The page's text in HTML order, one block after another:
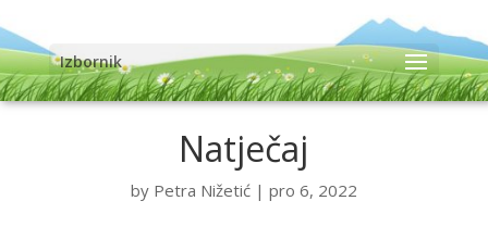
Izbornik
Natječaj
by Petra Nižetić| pro 6, 2022